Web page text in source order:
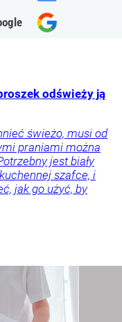
odświeży ją
świeżo, musi od
praniami można
jest biały
szafce, i
jak go użyć, by